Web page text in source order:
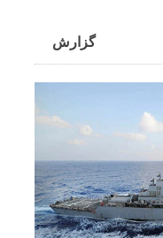
گزارش